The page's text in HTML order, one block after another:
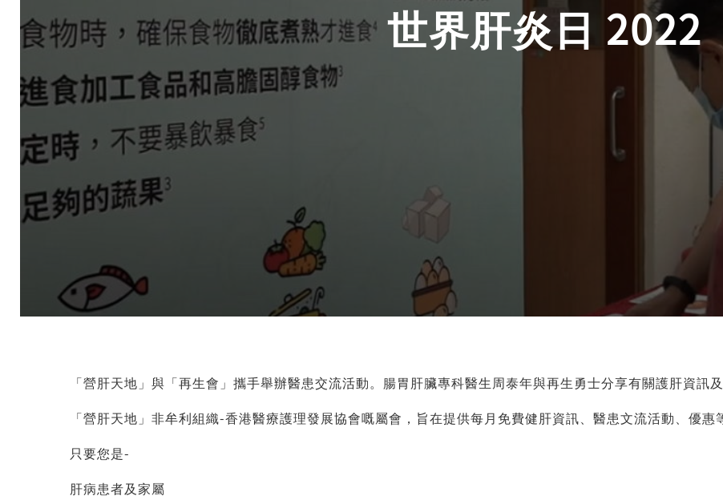
世界肝炎日 2022
「營肝天地」與「再生會」攜手舉辦醫患交流活動。腸胃肝臟專科醫生周泰年與再生勇士分享有關護肝資訊
「營肝天地」非牟利組織-香港醫療護理發展協會嘅屬會，旨在提供每月免費健肝資訊、醫患文流活動、優惠
只要您是-
肝病患者及家屬